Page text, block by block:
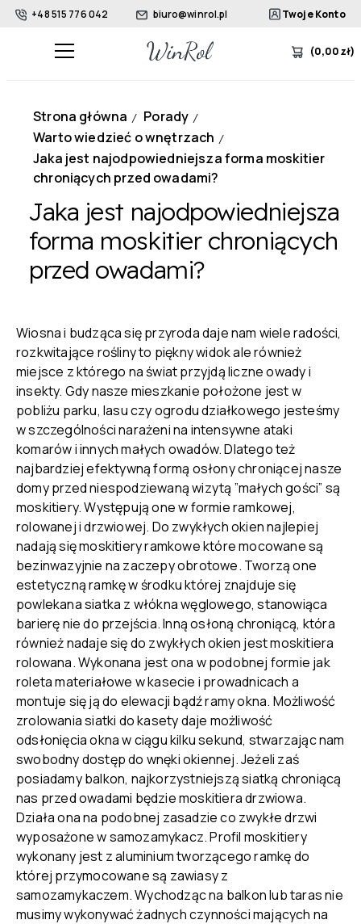
+48 515 776 042 biuro@winrol.pl Twoje Konto
(0,00zł)
Strona główna / Porady /
Warto wiedzieć o wnętrzach /
Jaka jest najodpowiedniejsza forma moskitier
chroniących przed owadami?
Jaka jest najodpowiedniejsza
forma moskitier chroniących
przed owadami?
Wiosna i budząca się przyroda daje nam wiele radości,
rozkwitające rośliny to piękny widok ale również
miejsce z którego na świat przyjdą liczne owady i
insekty. Gdy nasze mieszkanie położone jest w
pobliżu parku, lasu czy ogrodu działkowego jesteśmy
w szczególności narażeni na intensywne ataki
komarów i innych małych owadów. Dlatego też
najbardziej efektywną formą osłony chroniącej nasze
domy przed niespodziewaną wizytą ”małych gości” są
moskitiery. Występują one w formie ramkowej,
rolowanej i drzwiowej. Do zwykłych okien najlepiej
nadają się moskitiery ramkowe które mocowane są
bezinwazyjnie na zaczepy obrotowe. Tworzą one
estetyczną ramkę w środku której znajduje się
powlekana siatka z włókna węglowego, stanowiąca
barierę nie do przejścia. Inną osłoną chroniącą, która
również nadaje się do zwykłych okien jest moskitiera
rolowana. Wykonana jest ona w podobnej formie jak
roleta materiałowe w kasecie i prowadnicach a
montuje się ją do elewacji bądź ramy okna. Możliwość
zrolowania siatki do kasety daje możliwość
odsłonięcia okna w ciągu kilku sekund, stwarzając nam
swobodny dostęp do wnęki okiennej. Jeżeli zaś
posiadamy balkon, najkorzystniejszą siatką chroniącą
nas przed owadami będzie moskitiera drzwiowa.
Działa ona na podobnej zasadzie co zwykłe drzwi
wyposażone w samozamykacz. Profil moskitiery
wykonany jest z aluminium tworzącego ramkę do
której przymocowane są zawiasy z
samozamykaczem. Wychodząc na balkon lub taras nie
musimy wykonywać żadnych czynności mających na